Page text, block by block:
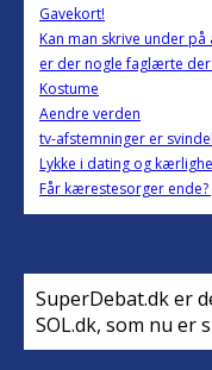
Gavekort!
Kan man skrive under på
er der nogle faglærte
Kostume
Aendre verden
tv-afstemninger er
Lykke i dating og
Får kærestesorger ende?
SuperDebat.dk er
SOL.dk, som nu er